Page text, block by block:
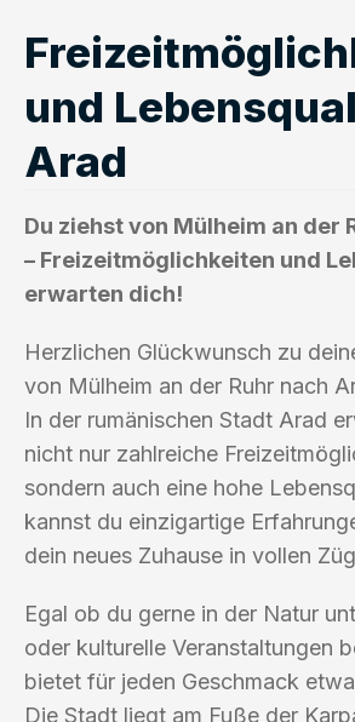
und
Arad
Du ziehst von Mülheim an der
– Freizeitmöglichkeiten und
erwarten dich!
Herzlichen Glückwunsch zu
von Mülheim an der Ruhr nach
In der rumänischen Stadt Arad
nicht nur zahlreiche
sondern auch eine hohe
kannst du einzigartige
dein neues Zuhause in vollen
Egal ob du gerne in der Natur
oder kulturelle Veranstaltungen
bietet für jeden Geschmack
Die Stadt liegt am Fuße der